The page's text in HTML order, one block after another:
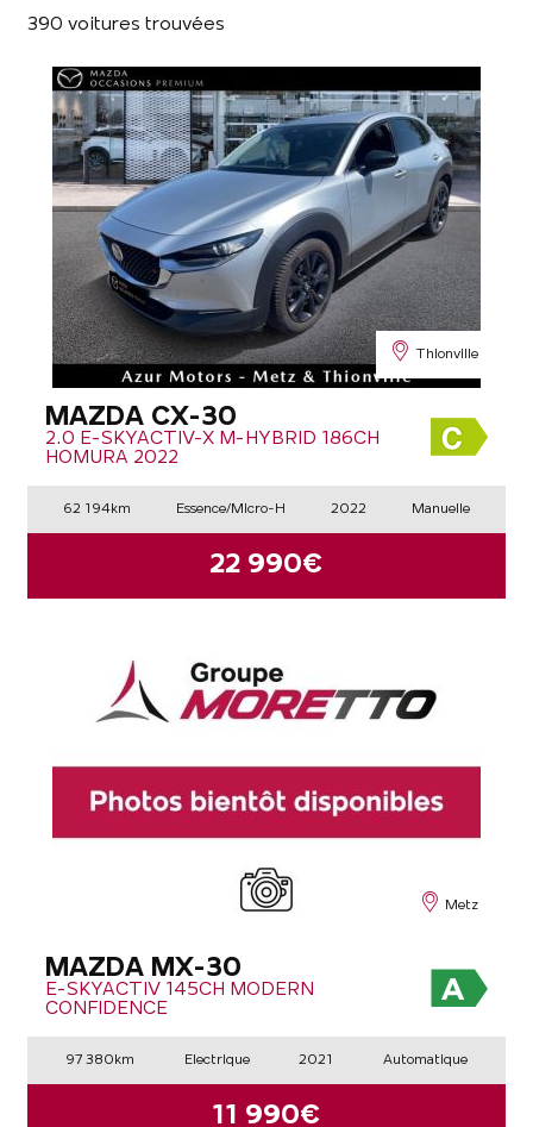
390 voitures trouvées
Thionville
MAZDA CX-30
2.0 E-SKYACTIV-X M-HYBRID 186CH
HOMURA 2022
62 194km Essence/Micro-H 2022 Manuelle
22 990€
Metz
MAZDA MX-30
E-SKYACTIV 145CH MODERN
CONFIDENCE
97 380km Electrique 2021 Automatique
11 990€